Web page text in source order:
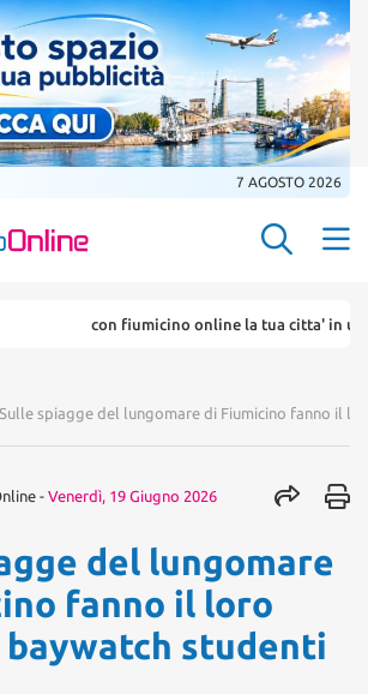
7 AGOSTO 2026
con fiumicino online la tua citta' in un ... click
Sulle spiagge del lungomare di Fiumicino fanno il
- Venerdì, 19 Giugno 2026
del lungomare
fanno il loro
studenti